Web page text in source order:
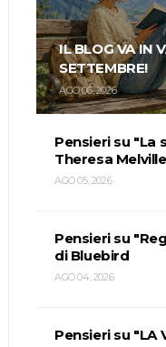
IL BLOG VA IN
SETTEMBRE!
AGO 06, 2026
Pensieri su "La
Theresa
AGO 05, 2026
Pensieri su
di Bluebird
AGO 04, 2026
Pensieri su "LA